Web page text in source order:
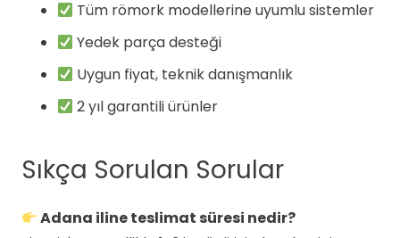
Tüm römork modellerine uyumlu sistemler
Yedek parça desteği
Uygun fiyat, teknik danışmanlık
2 yıl garantili ürünler
Sıkça Sorulan Sorular
Adana iline teslimat süresi nedir?